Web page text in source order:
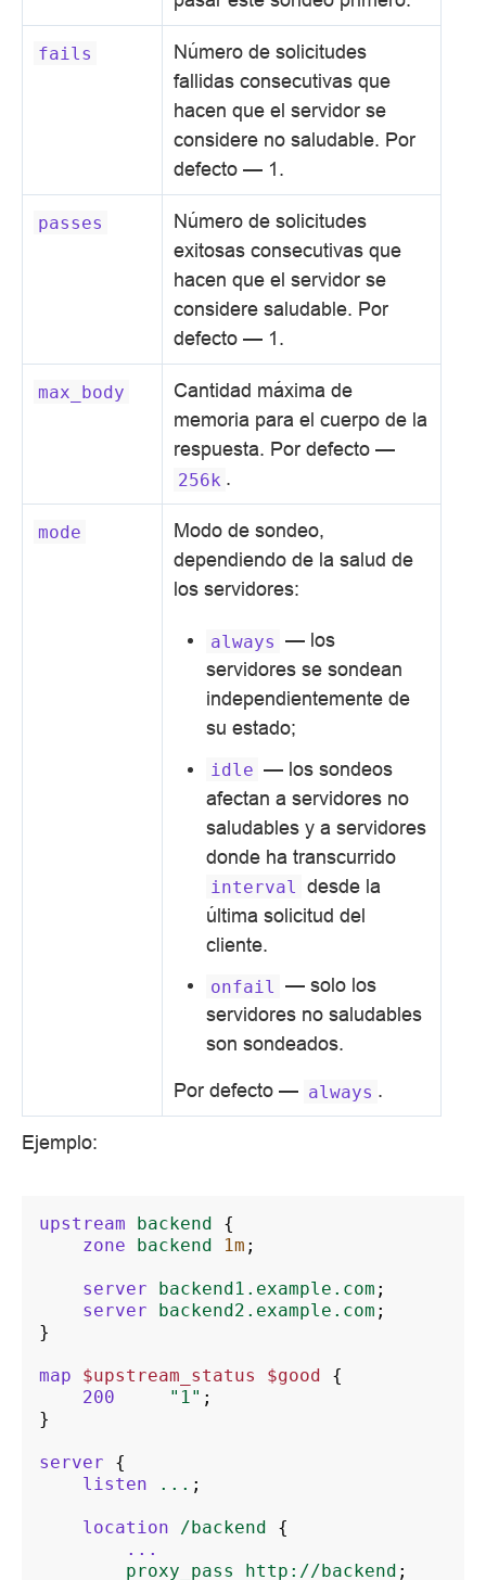
fails
Número de solicitudes
fallidas consecutivas que
hacen que el servidor se
considere no saludable. Por
defecto — 1.
passes
Número de solicitudes
exitosas consecutivas que
hacen que el servidor se
considere saludable. Por
defecto — 1.
max_body
Cantidad máxima de
memoria para el cuerpo de la
respuesta. Por defecto —
256k .
mode
Modo de sondeo,
dependiendo de la salud de
los servidores:
always — los
servidores se sondean
independientemente de
su estado;
idle — los sondeos
afectan a servidores no
saludables y a servidores
donde ha transcurrido
interval
desde la
última solicitud del
cliente.
onfail
— solo los
servidores no saludables
son sondeados.
Por defecto — always .
Ejemplo:
upstream backend
{
zone
backend 1m ;
server backend1.example.com ;
server
backend2.example.com ;
}
map $upstream_status $good
{
200
"1" ;
}
server
{
listen
... ;
location /backend
{
...
proxy_pass
http://backend ;